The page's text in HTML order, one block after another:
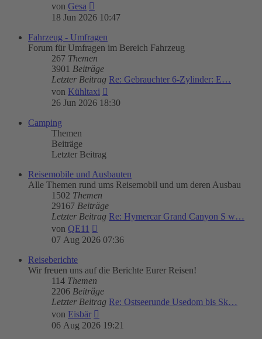
von Gesa
Beitrag
18 Jun 2026 10:47
Fahrzeug - Umfragen
Forum für Umfragen im Bereich Fahrzeug
267 Themen
3901 Beiträge
Letzter Beitrag Re: Gebrauchter 6-Zylinder: E…
von Kühltaxi
Beitrag
26 Jun 2026 18:30
Camping
Themen
Beiträge
Letzter Beitrag
Reisemobile und Ausbauten
Alle Themen rund ums Reisemobil und um deren Ausbau
1502 Themen
29167 Beiträge
Letzter Beitrag Re: Hymercar Grand Canyon S w…
von QE11
Beitrag
07 Aug 2026 07:36
Reiseberichte
Wir freuen uns auf die Berichte Eurer Reisen!
114 Themen
2206 Beiträge
Letzter Beitrag Re: Ostseerunde Usedom bis Sk…
von Eisbär
Beitrag
06 Aug 2026 19:21